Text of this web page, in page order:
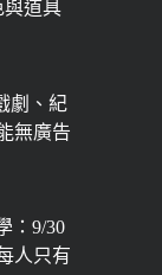
與道具
劇、紀
無廣告
：9/30
人只有